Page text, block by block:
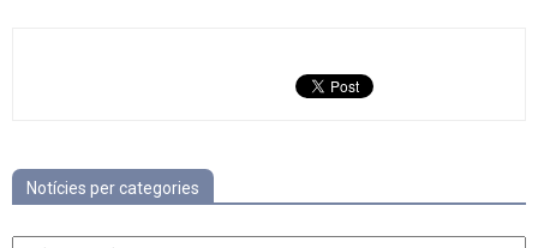
Notícies per categories
Notícies